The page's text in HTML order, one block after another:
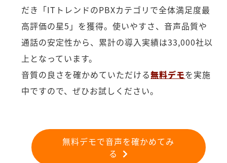
だき「ITトレンドのPBXカテゴリで全体満足度最
高評価の星5」を獲得。使いやすさ、音声品質や
通話の安定性から、累計の導入実績は33,000社以
上となっています。
音質の良さを確かめていただける無料デモを実施
中ですので、ぜひお試しください。
無料デモで音声を確かめてみ
る